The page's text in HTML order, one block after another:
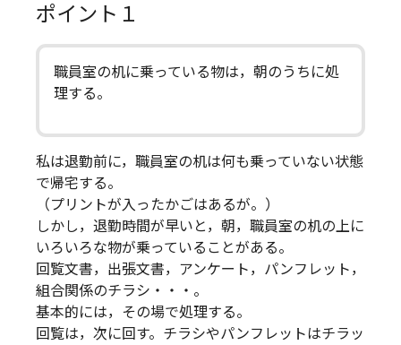
ポイント１
職員室の机に乗っている物は，朝のうちに処
理する。
私は退勤前に，職員室の机は何も乗っていない状態
で帰宅する。
（プリントが入ったかごはあるが。）
しかし，退勤時間が早いと，朝，職員室の机の上に
いろいろな物が乗っていることがある。
回覧文書，出張文書，アンケート，パンフレット，
組合関係のチラシ・・・。
基本的には，その場で処理する。
回覧は，次に回す。チラシやパンフレットはチラッ